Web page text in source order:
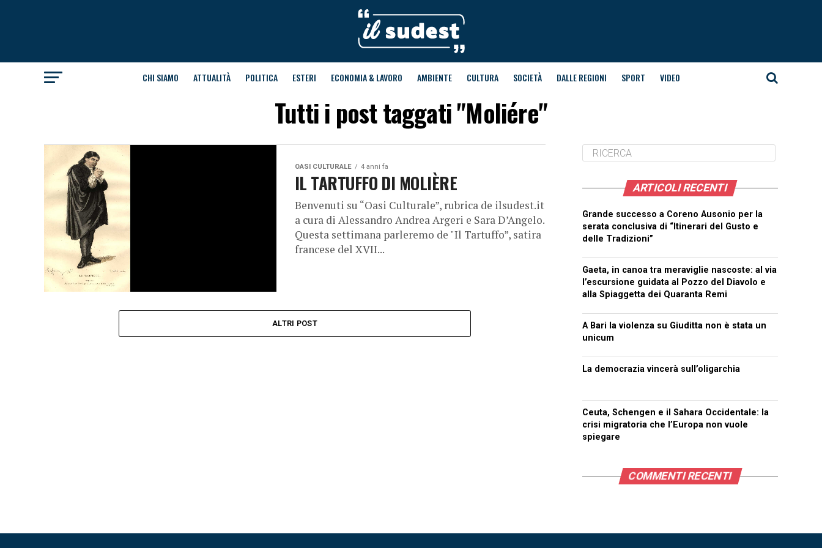
CHI SIAMO ATTUALITÀ POLITICA ESTERI ECONOMIA & LAVORO AMBIENTE CULTURA SOCIETÀ DALLE REGIONI SPORT VIDEO
Tutti i post taggati "Moliére"
OASI CULTURALE 4 anni fa
IL TARTUFFO DI MOLIÈRE
Benvenuti su “Oasi Culturale”, rubrica de ilsudest.it
a cura di Alessandro Andrea Argeri e Sara D’Angelo.
Questa settimana parleremo de "Il Tartuffo”, satira
francese del XVII...
ALTRI POST
ARTICOLI RECENTI
Grande successo a Coreno Ausonio per la
serata conclusiva di “Itinerari del Gusto e
delle Tradizioni”
Gaeta, in canoa tra meraviglie nascoste: al via
l’escursione guidata al Pozzo del Diavolo e
alla Spiaggetta dei Quaranta Remi
A Bari la violenza su Giuditta non è stata un
unicum
La democrazia vincerà sull’oligarchia
Ceuta, Schengen e il Sahara Occidentale: la
crisi migratoria che l’Europa non vuole
spiegare
COMMENTI RECENTI